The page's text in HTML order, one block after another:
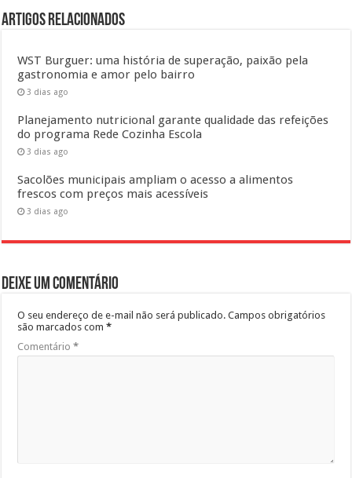
Artigos Relacionados
WST Burguer: uma história de superação, paixão pela
gastronomia e amor pelo bairro
3 dias ago
Planejamento nutricional garante qualidade das refeições
do programa Rede Cozinha Escola
3 dias ago
Sacolões municipais ampliam o acesso a alimentos
frescos com preços mais acessíveis
3 dias ago
Deixe um comentário
O seu endereço de e-mail não será publicado. Campos obrigatórios
são marcados com*
Comentário*